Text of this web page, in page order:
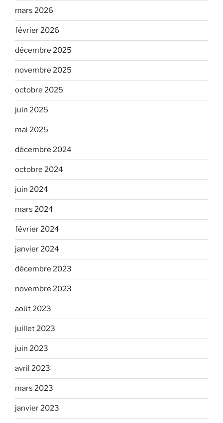
mars 2026
février 2026
décembre 2025
novembre 2025
octobre 2025
juin 2025
mai 2025
décembre 2024
octobre 2024
juin 2024
mars 2024
février 2024
janvier 2024
décembre 2023
novembre 2023
août 2023
juillet 2023
juin 2023
avril 2023
mars 2023
janvier 2023